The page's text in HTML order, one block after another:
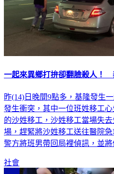
一起來異鄉打拚卻翻臉殺人！
昨(14)日晚間9點多，基隆發生
發生衝突，其中一位班姓移工
的沙姓移工，沙姓移工當場失
場，趕緊將沙姓移工送往醫院
警方將班男帶回局裡偵訊，並
社會